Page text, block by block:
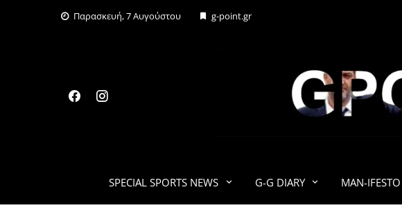
Παρασκευή, 7 Αυγούστου g-point.gr
SPECIAL SPORTS NEWS G-G DIARY MAN-IFESTO